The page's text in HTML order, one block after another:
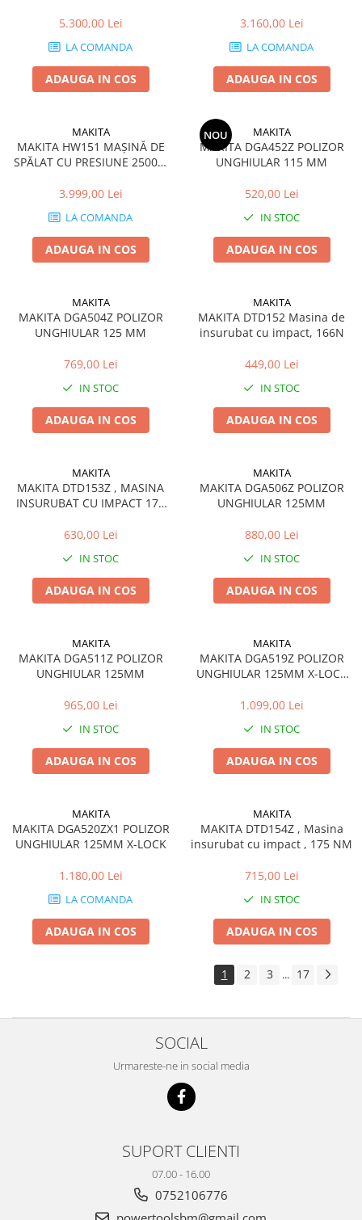
5.300,00 Lei
LA COMANDA
ADAUGA IN COS
3.160,00 Lei
LA COMANDA
ADAUGA IN COS
MAKITA
MAKITA HW151 MAȘINĂ DE
SPĂLAT CU PRESIUNE 2500W
3.999,00 Lei
LA COMANDA
ADAUGA IN COS
NOU MAKITA
MAKITA DGA452Z POLIZOR
UNGHIULAR 115 MM
520,00 Lei
IN STOC
ADAUGA IN COS
MAKITA
MAKITA DGA504Z POLIZOR
UNGHIULAR 125 MM
769,00 Lei
IN STOC
ADAUGA IN COS
MAKITA
MAKITA DTD152 Masina de
insurubat cu impact, 166N
449,00 Lei
IN STOC
ADAUGA IN COS
MAKITA
MAKITA DTD153Z , MASINA
INSURUBAT CU IMPACT 170
630,00 Lei
IN STOC
ADAUGA IN COS
MAKITA
MAKITA DGA506Z POLIZOR
UNGHIULAR 125MM
880,00 Lei
IN STOC
ADAUGA IN COS
MAKITA
MAKITA DGA511Z POLIZOR
UNGHIULAR 125MM
965,00 Lei
IN STOC
ADAUGA IN COS
MAKITA
MAKITA DGA519Z POLIZOR
UNGHIULAR 125MM X-LOCK
INCARCATOR
1.099,00 Lei
IN STOC
ADAUGA IN COS
MAKITA
MAKITA DGA520ZX1 POLIZOR
UNGHIULAR 125MM X-LOCK
1.180,00 Lei
LA COMANDA
ADAUGA IN COS
MAKITA
MAKITA DTD154Z , Masina
insurubat cu impact , 175 NM
715,00 Lei
IN STOC
ADAUGA IN COS
1 2 3 ... 17
SOCIAL
Urmareste-ne in social media
SUPORT CLIENTI
07.00 - 16.00
0752106776